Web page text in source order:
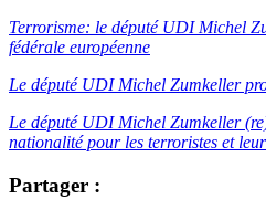
Terrorisme: le député UDI Michel
fédérale européenne
Le député UDI Michel Zumkeller
Le député UDI Michel Zumkeller
nationalité pour les terroristes et
Partager :